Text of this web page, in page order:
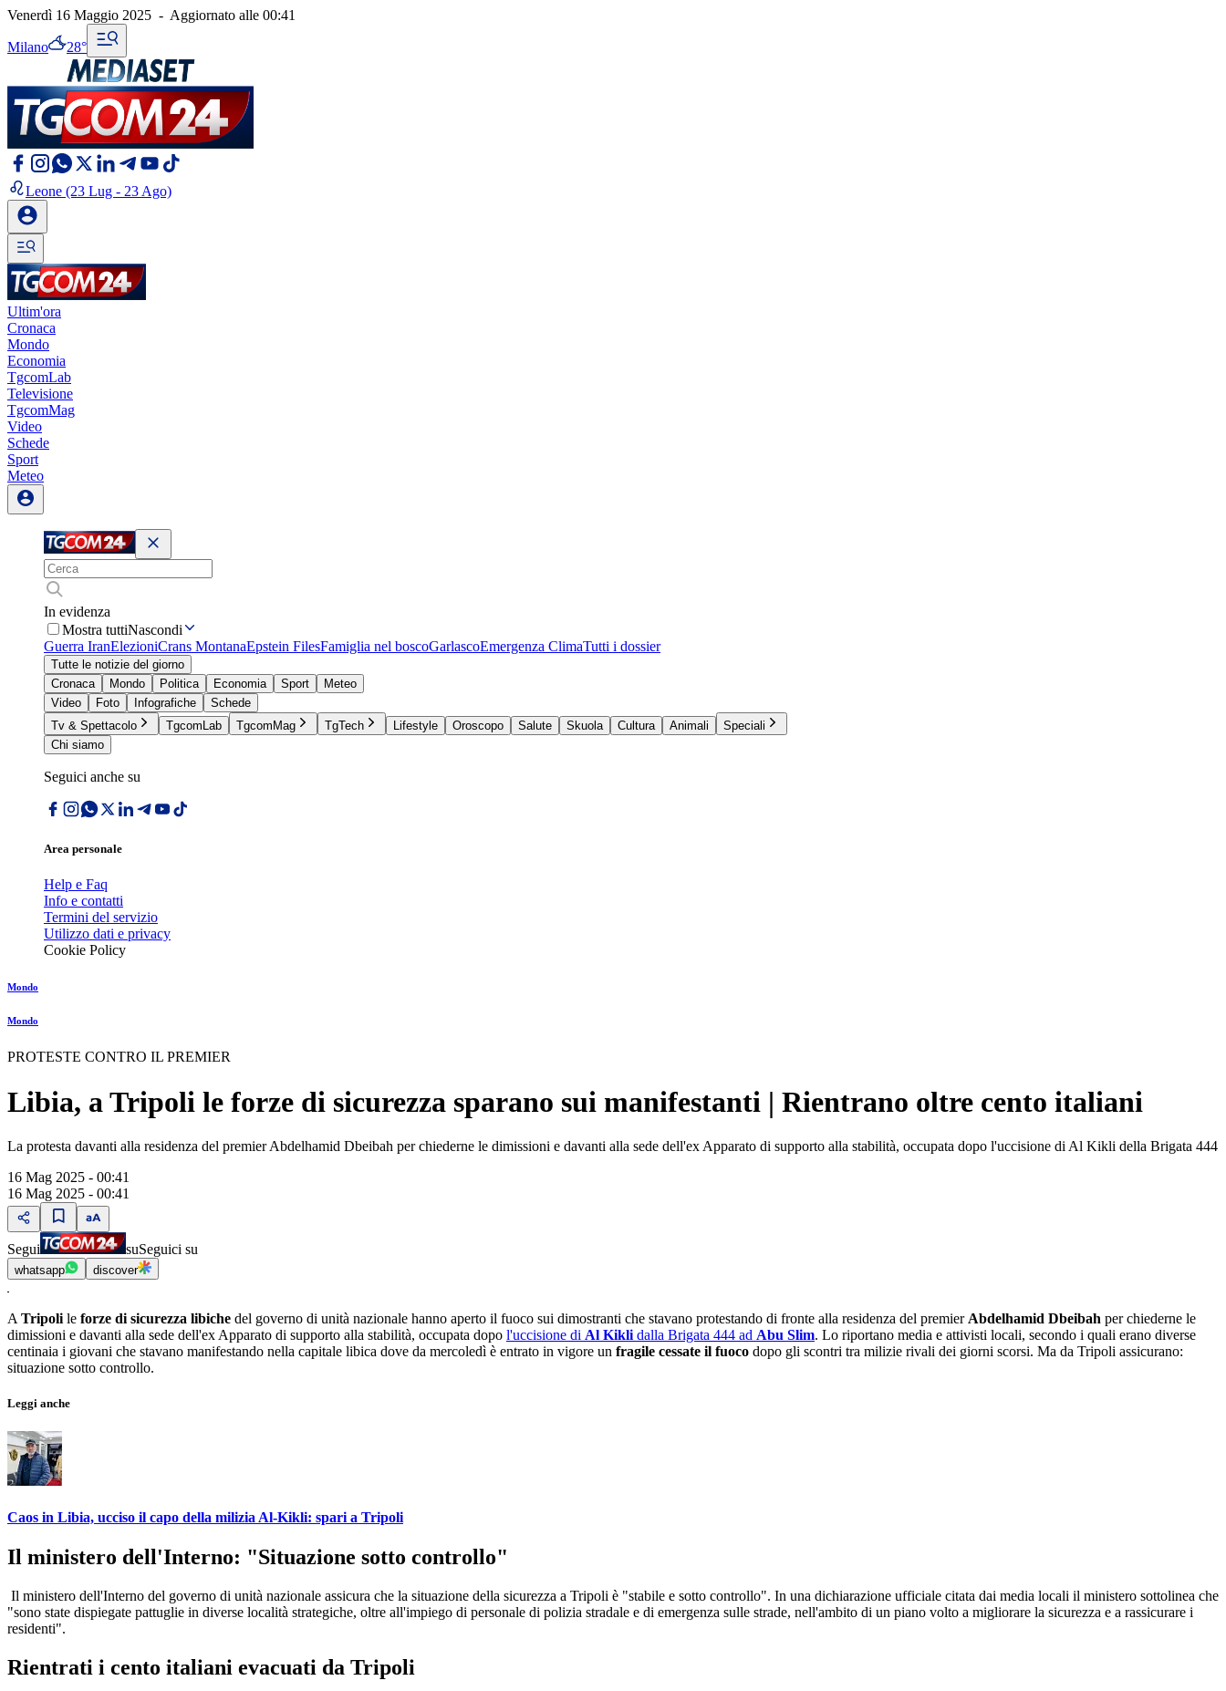
Venerdì 16 Maggio 2025 - Aggiornato alle 00:41
Milano 28°
Leone (23 Lug - 23 Ago)
Ultim'ora
Cronaca
Mondo
Economia
TgcomLab
Televisione
TgcomMag
Video
Schede
Sport
Meteo
In evidenza
Mostra tuttiNascondi
Guerra IranElezioniCrans MontanaEpstein FilesFamiglia nel boscoGarlascoEmergenza ClimaTutti i dossier
Tutte le notizie del giorno
Cronaca
Mondo Politica Economia Sport
Meteo
Video
Foto Infografiche
Schede
Tv & Spettacolo
TgcomLab TgcomMag TgTech Lifestyle Oroscopo Salute Skuola Cultura Animali
Speciali
Chi siamo
Seguici anche su
Area personale
Help e Faq
Info e contatti
Termini del servizio
Utilizzo dati e privacy
Cookie Policy
Mondo
Mondo
PROTESTE CONTRO IL PREMIER
Libia, a Tripoli le forze di sicurezza sparano sui manifestanti | Rientrano oltre cento italiani
La protesta davanti alla residenza del premier Abdelhamid Dbeibah per chiederne le dimissioni e davanti alla sede dell'ex Apparato di supporto alla stabilità, occupata dopo l'uccisione di Al Kikli della Brigata 444
16 Mag 2025 - 00:41
16 Mag 2025 - 00:41
Segui suSeguici su
whatsapp discover
A Tripoli le forze di sicurezza libiche del governo di unità nazionale hanno aperto il fuoco sui dimostranti che stavano protestando di fronte alla residenza del premier Abdelhamid Dbeibah per chiederne le
dimissioni e davanti alla sede dell'ex Apparato di supporto alla stabilità, occupata dopo l'uccisione di Al Kikli dalla Brigata 444 ad Abu Slim. Lo riportano media e attivisti locali, secondo i quali erano diverse
centinaia i giovani che stavano manifestando nella capitale libica dove da mercoledì è entrato in vigore un fragile cessate il fuoco dopo gli scontri tra milizie rivali dei giorni scorsi. Ma da Tripoli assicurano:
situazione sotto controllo.
Leggi anche
Caos in Libia, ucciso il capo della milizia Al-Kikli: spari a Tripoli
Il ministero dell'Interno: "Situazione sotto controllo"
Il ministero dell'Interno del governo di unità nazionale assicura che la situazione della sicurezza a Tripoli è "stabile e sotto controllo". In una dichiarazione ufficiale citata dai media locali il ministero sottolinea che
"sono state dispiegate pattuglie in diverse località strategiche, oltre all'impiego di personale di polizia stradale e di emergenza sulle strade, nell'ambito di un piano volto a migliorare la sicurezza e a rassicurare i
residenti".
Rientrati i cento italiani evacuati da Tripoli